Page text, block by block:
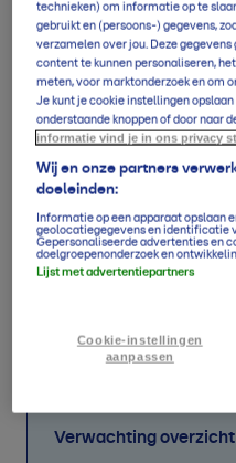
Verwachting overzicht
9d 11d
mm
14d
mm
16d
technieken) om informatie op te
gebruikt en (persoons-) gegevens,
verzamelen over jou. Deze
content te kunnen personaliseren,
meten, voor marktonderzoek en om
Je kunt je cookie instellingen
onderstaande knoppen of door naar
informatie vind je in ons privacy
Wij en onze partners
doeleinden:
Informatie op een apparaat opslaan
geolocatiegegevens en identificatie
Gepersonaliseerde advertenties en
doelgroepenonderzoek en
Lijst met advertentiepartners
Cookie-instellingen
aanpassen